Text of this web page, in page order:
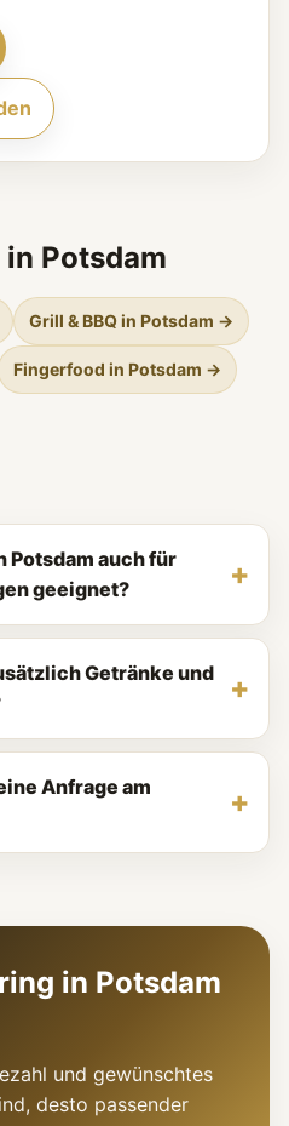
Potsdam
Grill & BBQ in Potsdam →
Fingerfood in Potsdam →
Potsdam auch für
geeignet?
Getränke und
Anfrage am
in Potsdam
und gewünschtes
desto passender